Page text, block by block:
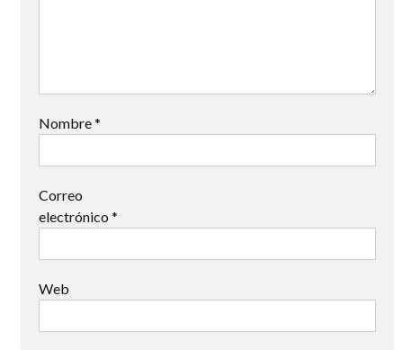
Nombre*
Correo
electrónico *
Web